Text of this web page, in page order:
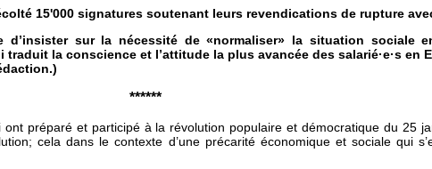
15'000 signatures soutenant leurs revendications de rupture
sur la nécessité de «normaliser» la situation sociale
la conscience et l’attitude la plus avancée des salarié·e·s en
******
préparé et participé à la révolution populaire et démocratique du 25
cela dans le contexte d’une précarité économique et sociale qui